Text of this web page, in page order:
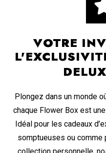
VOTRE
Plongez dans un monde
chaque Flower Box est
Idéal pour les cadeaux
somptueuses ou
collection personnelle,